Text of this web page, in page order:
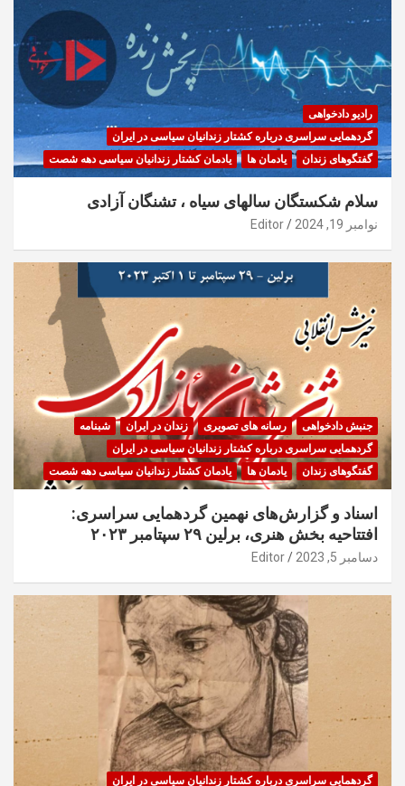
رادیو دادخواهی
گردهمایی سراسری درباره کشتار زندانیان سیاسی در ایران
گفتگوهای زندان
یادمان ها یادمان کشتار زندانیان سیاسی دهه شصت
سلام شکستگان سالهای سیاه ، تشنگان آزادی
نوامبر 19, 2024 Editor
جنبش دادخواهی رسانه های تصویری زندان در ایران
شبنامه
گردهمایی سراسری درباره کشتار زندانیان سیاسی در ایران
گفتگوهای زندان
یادمان ها یادمان کشتار زندانیان سیاسی دهه شصت
اسناد و گزارش‌های نهمین گردهمایی سراسری:
افتتاحیه بخش هنری، برلین ۲۹ سپتامبر ۲۰۲۳
دسامبر 5, 2023 Editor
گردهمایی سراسری درباره کشتار زندانیان سیاسی در ایران